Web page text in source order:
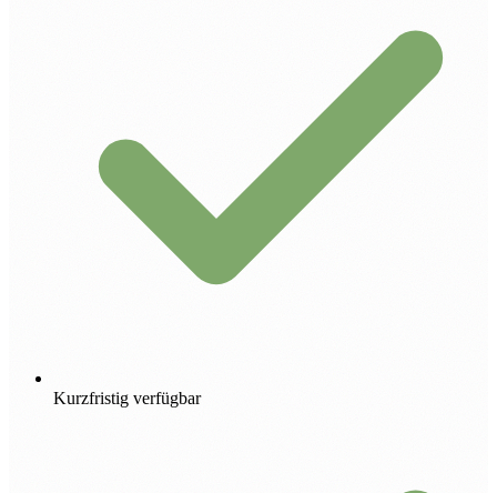
Kurzfristig verfügbar